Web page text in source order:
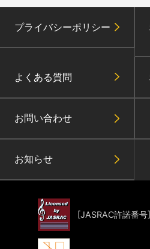
プライバシーポリシー
よくある質問
お問い合わせ
お知らせ
[JASRAC許諾番